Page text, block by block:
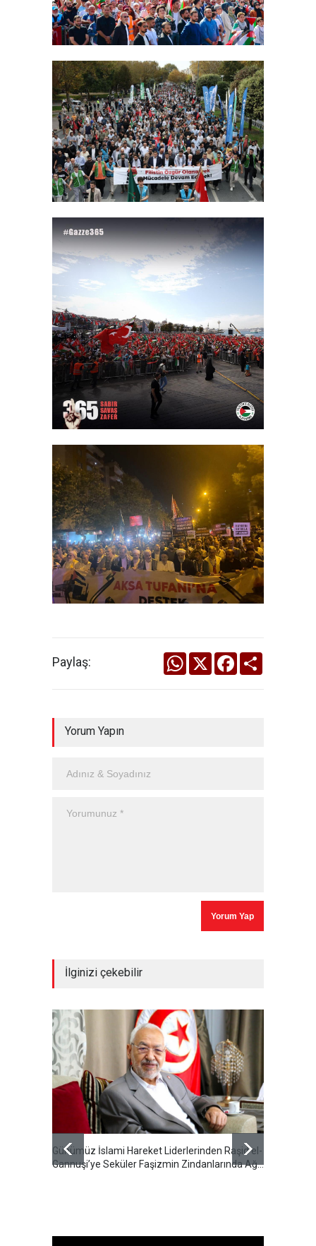
Paylaş: WhatsApp
X Facebook
Yorum Yapın
İlginizi çekebilir
Günümüz İslami Hareket Liderlerinden Raşid el-
Gannuşi’ye Seküler Faşizmin Zindanlarında Ağır